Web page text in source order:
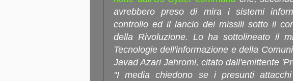
avrebbero preso di mira i sistemi
controllo ed il lancio dei missili sotto il
della Rivoluzione. Lo ha sottolineato il
Tecnologie dell'informazione e della
Javad Azari Jahromi, citato dall'emittente
"I media chiedono se i presunti